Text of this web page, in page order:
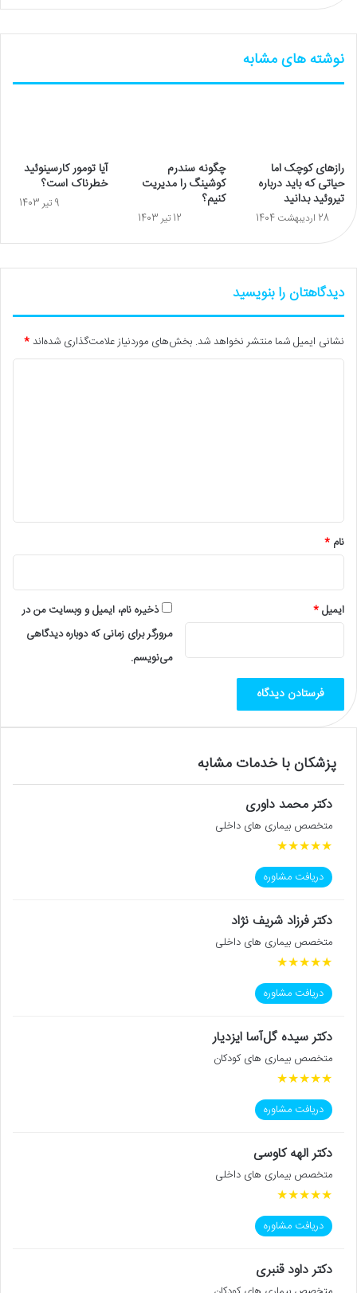
نوشته های مشابه
رازهای کوچک اما
حیاتی که باید درباره
تیروئید بدانید
28 اردیبهشت 1404
چگونه سندرم
کوشینگ را مدیریت
کنیم؟
12 تیر 1403
آیا تومور کارسینوئید
خطرناک است؟
9 تیر 1403
دیدگاهتان را بنویسید
نشانی ایمیل شما منتشر نخواهد شد. بخش‌های موردنیاز علامت‌گذاری شده‌اند*
نام *
ایمیل*
ذخیره نام، ایمیل و وبسایت من در
مرورگر برای زمانی که دوباره دیدگاهی
می‌نویسم.
پزشکان با خدمات مشابه
دکتر محمد داوری
متخصص بیماری های داخلی
★
★
★
★
★
دریافت مشاوره
دکتر فرزاد شریف نژاد
متخصص بیماری های داخلی
★
★
★
★
★
دریافت مشاوره
دکتر سیده گل‌آسا ایزدیار
متخصص بیماری های کودکان
★
★
★
★
★
دریافت مشاوره
دکتر الهه کاوسی
متخصص بیماری های داخلی
★
★
★
★
★
دریافت مشاوره
دکتر داود قنبری